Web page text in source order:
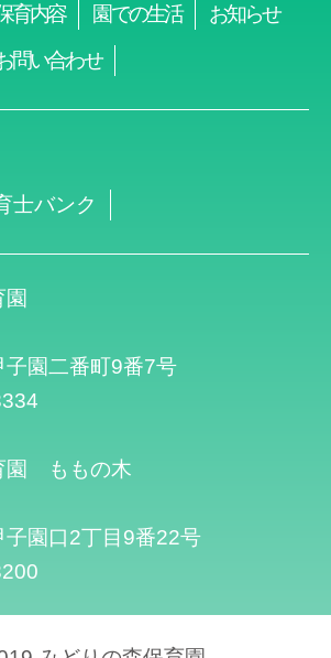
育内容 園での生活 お知らせ
問い合わせ
子園二番町9番7号
園 ももの木
子園口2丁目9番22号
士バンク